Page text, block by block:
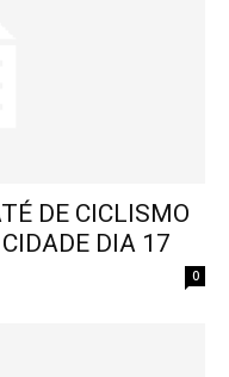
DE CICLISMO
DIA 17
0